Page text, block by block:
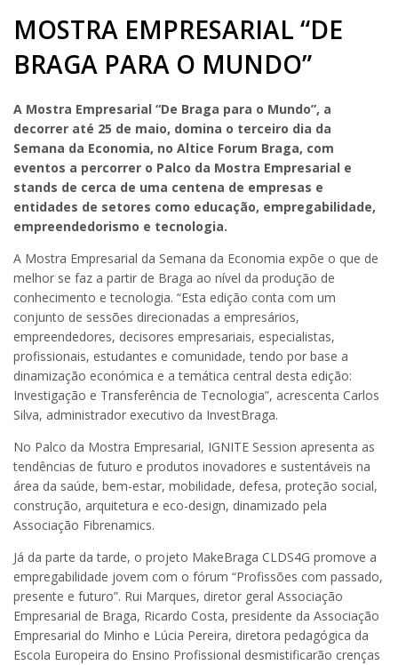
MOSTRA EMPRESARIAL “DE
BRAGA PARA O MUNDO”
A Mostra Empresarial “De Braga para o Mundo”, a
decorrer até 25 de maio, domina o terceiro dia da
Semana da Economia, no Altice Forum Braga, com
eventos a percorrer o Palco da Mostra Empresarial e
stands de cerca de uma centena de empresas e
entidades de setores como educação, empregabilidade,
empreendedorismo e tecnologia.
A Mostra Empresarial da Semana da Economia expõe o que de
melhor se faz a partir de Braga ao nível da produção de
conhecimento e tecnologia. “Esta edição conta com um
conjunto de sessões direcionadas a empresários,
empreendedores, decisores empresariais, especialistas,
profissionais, estudantes e comunidade, tendo por base a
dinamização económica e a temática central desta edição:
Investigação e Transferência de Tecnologia”, acrescenta Carlos
Silva, administrador executivo da InvestBraga.
No Palco da Mostra Empresarial, IGNITE Session apresenta as
tendências de futuro e produtos inovadores e sustentáveis na
área da saúde, bem-estar, mobilidade, defesa, proteção social,
construção, arquitetura e eco-design, dinamizado pela
Associação Fibrenamics.
Já da parte da tarde, o projeto MakeBraga CLDS4G promove a
empregabilidade jovem com o fórum “Profissões com passado,
presente e futuro”. Rui Marques, diretor geral Associação
Empresarial de Braga, Ricardo Costa, presidente da Associação
Empresarial do Minho e Lúcia Pereira, diretora pedagógica da
Escola Europeira do Ensino Profissional desmistificarão crenças